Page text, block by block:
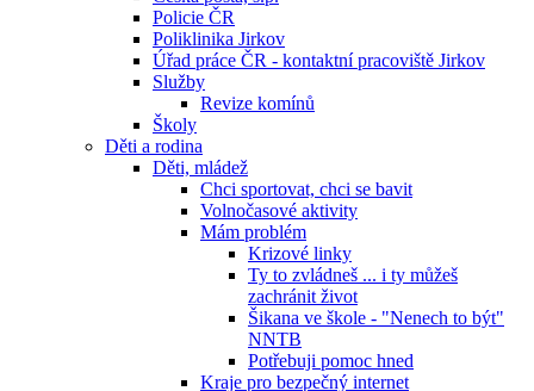
Policie ČR
Poliklinika Jirkov
Úřad práce ČR - kontaktní pracoviště Jirkov
Služby
Revize komínů
Školy
Děti a rodina
Děti, mládež
Chci sportovat, chci se bavit
Volnočasové aktivity
Mám problém
Krizové linky
Ty to zvládneš ... i ty můžeš
zachránit život
Šikana ve škole - "Nenech to být"
NNTB
Potřebuji pomoc hned
Kraje pro bezpečný internet